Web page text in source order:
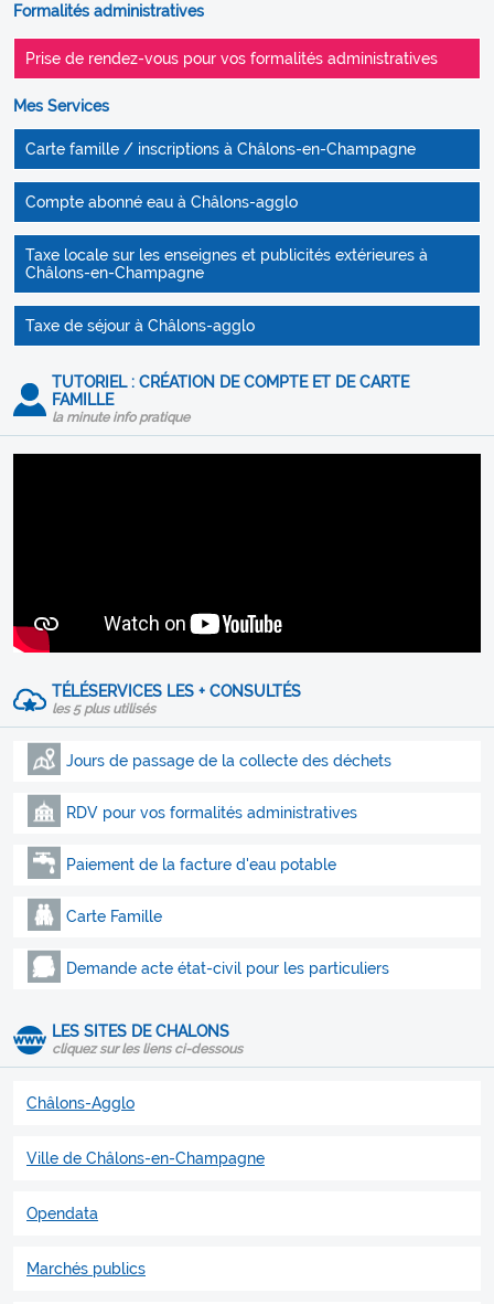
Formalités administratives
Prise de rendez-vous pour vos formalités administratives
Mes Services
Carte famille / inscriptions à Châlons-en-Champagne
Compte abonné eau à Châlons-agglo
Taxe locale sur les enseignes et publicités extérieures à
Châlons-en-Champagne
Taxe de séjour à Châlons-agglo
TUTORIEL : CRÉATION DE COMPTE ET DE CARTE
FAMILLE
la minute info pratique
TÉLÉSERVICES LES + CONSULTÉS
les 5 plus utilisés
Jours de passage de la collecte des déchets
RDV pour vos formalités administratives
Paiement de la facture d'eau potable
Carte Famille
Demande acte état-civil pour les particuliers
LES SITES DE CHALONS
cliquez sur les liens ci-dessous
Châlons-Agglo
Ville de Châlons-en-Champagne
Opendata
Marchés publics